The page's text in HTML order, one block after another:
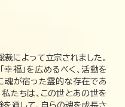
によって立宗されました。
福」を広めるべく、活動を
魂が宿った霊的な存在であ
私たちは、この世とあの世を
通して、自らの魂を成長さ